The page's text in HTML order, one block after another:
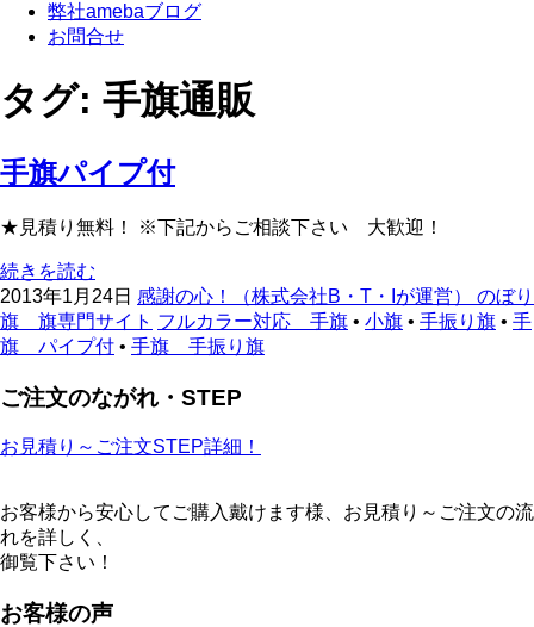
弊社amebaブログ
お問合せ
タグ: 手旗通販
手旗パイプ付
★見積り無料！ ※下記からご相談下さい 大歓迎！
続きを読む
2013年1月24日 感謝の心！（株式会社B・T・Iが運営） のぼり
旗 旗専門サイト フルカラー対応 手旗 • 小旗 • 手振り旗 • 手
旗 パイプ付 • 手旗 手振り旗
ご注文のながれ・STEP
お見積り～ご注文STEP詳細！
お客様から安心してご購入戴けます様、お見積り～ご注文の流
れを詳しく、
御覧下さい！
お客様の声